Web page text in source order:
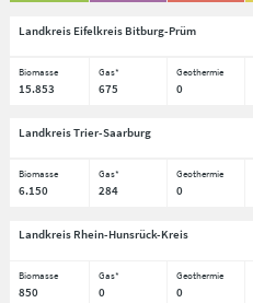
Landkreis Eifelkreis Bitburg-Prüm
Biomasse Gas* Geothermie
15.853 675 0
Landkreis Trier-Saarburg
Biomasse Gas* Geothermie
6.150 284 0
Landkreis Rhein-Hunsrück-Kreis
Biomasse Gas* Geothermie
850 0 0